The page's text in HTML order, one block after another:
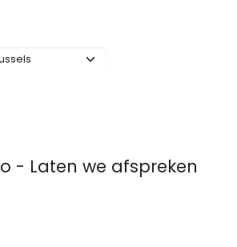
- Laten we afspreken